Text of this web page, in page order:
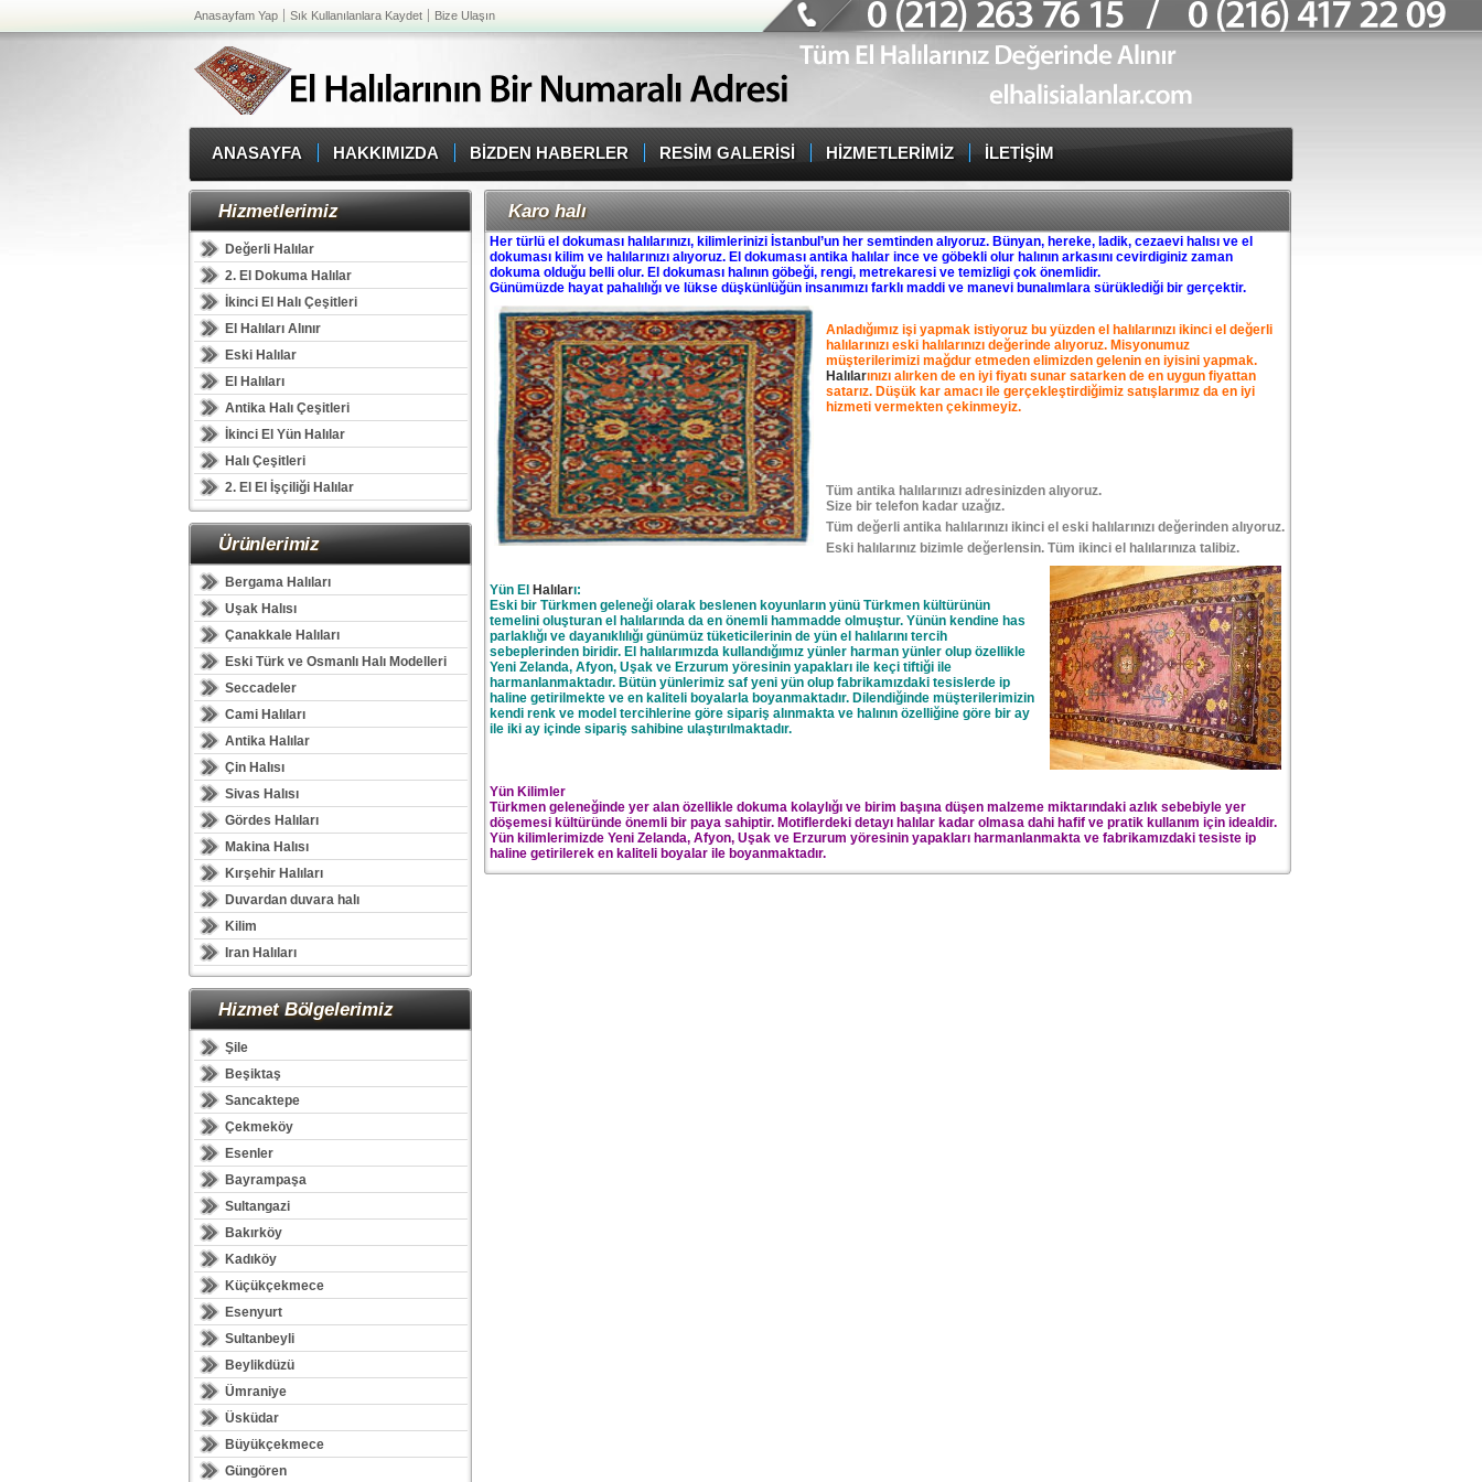
Anasayfam Yap Sık Kullanılanlara Kaydet Bize Ulaşın
ANASAYFA HAKKIMIZDA BİZDEN HABERLER RESİM GALERİSİ HİZMETLERİMİZ İLETİŞİM
Hizmetlerimiz
Değerli Halılar
2. El Dokuma Halılar
İkinci El Halı Çeşitleri
El Halıları Alınır
Eski Halılar
El Halıları
Antika Halı Çeşitleri
İkinci El Yün Halılar
Halı Çeşitleri
2. El El İşçiliği Halılar
Ürünlerimiz
Bergama Halıları
Uşak Halısı
Çanakkale Halıları
Eski Türk ve Osmanlı Halı Modelleri
Seccadeler
Cami Halıları
Antika Halılar
Çin Halısı
Sivas Halısı
Gördes Halıları
Makina Halısı
Kırşehir Halıları
Duvardan duvara halı
Kilim
Iran Halıları
Hizmet Bölgelerimiz
Şile
Beşiktaş
Sancaktepe
Çekmeköy
Esenler
Bayrampaşa
Sultangazi
Bakırköy
Kadıköy
Küçükçekmece
Esenyurt
Sultanbeyli
Beylikdüzü
Ümraniye
Üsküdar
Büyükçekmece
Güngören
Karo halı
Her türlü el dokuması halılarınızı, kilimlerinizi İstanbul’un her semtinden alıyoruz. Bünyan, hereke, ladik, cezaevi halısı ve el
dokuması kilim ve halılarınızı alıyoruz. El dokuması antika halılar ince ve göbekli olur halının arkasını cevirdiginiz zaman
dokuma olduğu belli olur. El dokuması halının göbeği, rengi, metrekaresi ve temizligi çok önemlidir.
Günümüzde hayat pahalılığı ve lükse düşkünlüğün insanımızı farklı maddi ve manevi bunalımlara sürüklediği bir gerçektir.
Anladığımız işi yapmak istiyoruz bu yüzden el halılarınızı ikinci el değerli
halılarınızı eski halılarınızı değerinde alıyoruz. Misyonumuz
müşterilerimizi mağdur etmeden elimizden gelenin en iyisini yapmak.
Halılarınızı alırken de en iyi fiyatı sunar satarken de en uygun fiyattan
satarız. Düşük kar amacı ile gerçekleştirdiğimiz satışlarımız da en iyi
hizmeti vermekten çekinmeyiz.
Tüm antika halılarınızı adresinizden alıyoruz.
Size bir telefon kadar uzağız.
Tüm değerli antika halılarınızı ikinci el eski halılarınızı değerinden alıyoruz.
Eski halılarınız bizimle değerlensin. Tüm ikinci el halılarınıza talibiz.
Yün El Halıları:
Eski bir Türkmen geleneği olarak beslenen koyunların yünü Türkmen kültürünün
temelini oluşturan el halılarında da en önemli hammadde olmuştur. Yünün kendine has
parlaklığı ve dayanıklılığı günümüz tüketicilerinin de yün el halılarını tercih
sebeplerinden biridir. El halılarımızda kullandığımız yünler harman yünler olup özellikle
Yeni Zelanda, Afyon, Uşak ve Erzurum yöresinin yapakları ile keçi tiftiği ile
harmanlanmaktadır. Bütün yünlerimiz saf yeni yün olup fabrikamızdaki tesislerde ip
haline getirilmekte ve en kaliteli boyalarla boyanmaktadır. Dilendiğinde müşterilerimizin
kendi renk ve model tercihlerine göre sipariş alınmakta ve halının özelliğine göre bir ay
ile iki ay içinde sipariş sahibine ulaştırılmaktadır.
Yün Kilimler
Türkmen geleneğinde yer alan özellikle dokuma kolaylığı ve birim başına düşen malzeme miktarındaki azlık sebebiyle yer
döşemesi kültüründe önemli bir paya sahiptir. Motiflerdeki detayı halılar kadar olmasa dahi hafif ve pratik kullanım için idealdir.
Yün kilimlerimizde Yeni Zelanda, Afyon, Uşak ve Erzurum yöresinin yapakları harmanlanmakta ve fabrikamızdaki tesiste ip
haline getirilerek en kaliteli boyalar ile boyanmaktadır.